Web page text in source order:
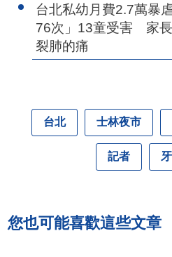
台北私幼月費2.7萬暴
76次」13童受害 家
裂肺的痛
台北 士林夜市
記者
您也可能喜歡這些文章